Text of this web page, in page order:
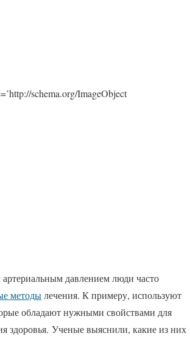
schema.org/ImageObject
давлением люди часто
методылечения. К примеру, используют
обладают нужными свойствами для
здоровья. Ученые выяснили, какие из них